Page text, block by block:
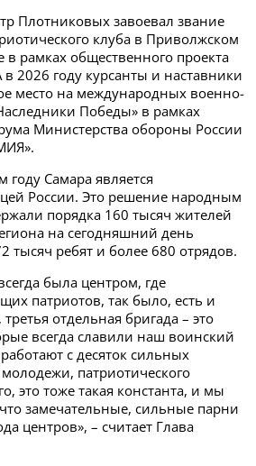
Плотниковых завоевал звание
клуба в Приволжском
в рамках общественного проекта
в 2026 году курсанты и наставники
место на международных военно-
Победы» в рамках
Министерства обороны России
году Самара является
России. Это решение народным
порядка 160 тысяч жителей
на сегодняшний день
тысяч ребят и более 680 отрядов.
была центром, где
патриотов, так было, есть и
отдельная бригада – это
всегда славили наш воинский
с десяток сильных
патриотического
это тоже такая константа, и мы
замечательные, сильные парни
центров», – считает Глава